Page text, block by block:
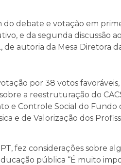
do debate e votação em
e da segunda discussão ao
autoria da Mesa Diretora da
por 38 votos
a reestruturação do
e Controle Social do Fundo
e de Valorização dos
fez considerações sobre
pública “É muito